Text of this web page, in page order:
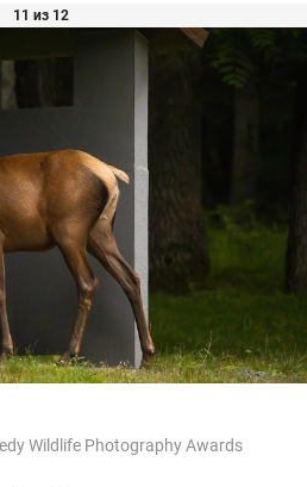
11 из 12
Wildlife Photography Awards